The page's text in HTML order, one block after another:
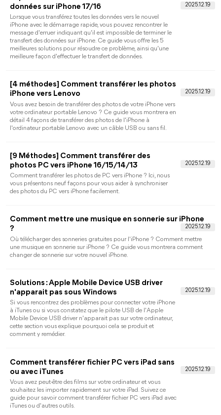
ou avec iTunes ? Ce guide vous montrera toutes les méthodes
pour transférer musique PC vers iPhone 17, 16, 15, 14, 13, 12, 11,
XS, XR, X, 8, 7.
Sauvegarde iPhone sur un disque dur externe
iTunes stocke toujours la sauvegarde de l'iPhone sur le disque
C. Suivez ce guide pour apprendre à effectuer une sauvegarde
iPhone sur disque dur externe.
Lisez ce guide pour savoir comment transférer des contacts via
AirDrop entre deux iPhones. Les moyens faciles de paratger
une liste de contact iPhone et de transférer plusieurs contacts
iPhone est également mentionné dans cet article.
Comment sauvegarder la bibliothèque iTunes
sur disque dur externe ou sur iCloud
Comment sauvegarder la bibliothèque iTunes sur un disque
[Guide détaillé] Comment récupérer une
playlist Apple Music 2026
Votre bibliothèque Apple Music a-t-elle disparu sans raison ?
3 méthodes pour transférer des photos iPad
vers PC